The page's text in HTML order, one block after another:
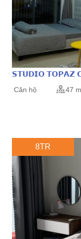
𝗦𝗧𝗨𝗗𝗜𝗢 𝗧𝗢𝗣𝗔𝗭
Căn hộ 47 m
8TR